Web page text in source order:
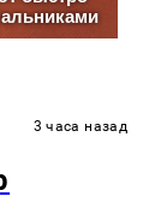
3 часа назад